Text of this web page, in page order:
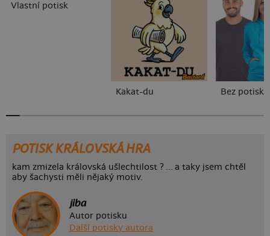
Vlastní potisk
Kakat-du Bez potisku
POTISK KRÁLOVSKÁ HRA
kam zmizela královská ušlechtilost ? ... a taky jsem chtěl
aby šachysti měli nějaký motiv.
jiba
Autor potisku
Další potisky autora